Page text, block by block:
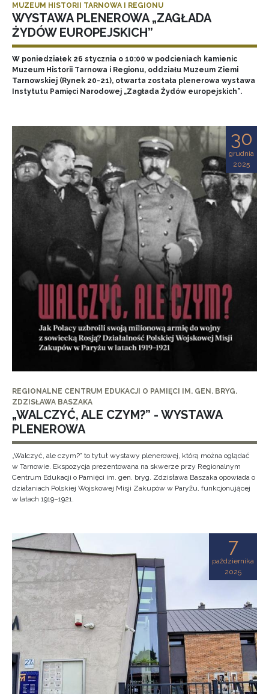
MUZEUM HISTORII TARNOWA I REGIONU
WYSTAWA PLENEROWA „ZAGŁADA
ŻYDÓW EUROPEJSKICH”
W poniedziałek 26 stycznia o 10:00 w podcieniach kamienic
Muzeum Historii Tarnowa i Regionu, oddziału Muzeum Ziemi
Tarnowskiej (Rynek 20-21), otwarta została plenerowa wystawa
Instytutu Pamięci Narodowej „Zagłada Żydów europejskich”.
30
grudnia
2025
REGIONALNE CENTRUM EDUKACJI O PAMIĘCI IM. GEN. BRYG.
ZDZISŁAWA BASZAKA
„WALCZYĆ, ALE CZYM?” - WYSTAWA
PLENEROWA
„Walczyć, ale czym?” to tytuł wystawy plenerowej, którą można oglądać
w Tarnowie. Ekspozycja prezentowana na skwerze przy Regionalnym
Centrum Edukacji o Pamięci im. gen. bryg. Zdzisława Baszaka opowiada o
działaniach Polskiej Wojskowej Misji Zakupów w Paryżu, funkcjonującej
w latach 1919–1921.
7
października
2025